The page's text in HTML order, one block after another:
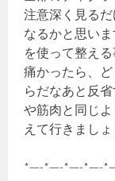
注意深く見る
なるかと思い
を使って整え
痛かったら、
らだなあと反
や筋肉と同じ
えて行きましょ
*—-*—-*—-*—-